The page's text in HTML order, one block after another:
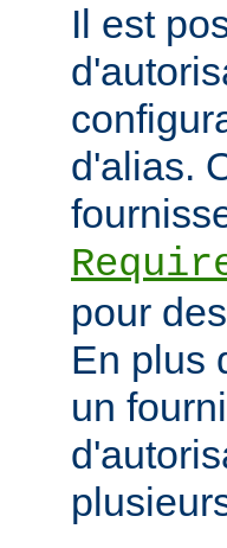
Il est
d'alias.
pour
En plus
un